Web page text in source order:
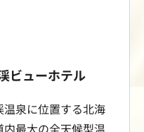
ビューホテル
泉に位置する北海